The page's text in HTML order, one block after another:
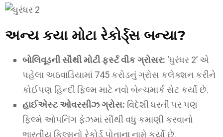
અન્ય કયા મોટા રેકોર્ડ્સ બન્યા?
બોલિવૂડની સૌથી મોટી ફર્સ્ટ વીક ગ્રોસર: ‘ધુરંધર 2’ એ
પહેલા અઠવાડિયામાં 745 કરોડનું ગ્રોસ કલેક્શન કરીને
કોઈપણ હિન્દી ફિલ્મ માટે નવો બેન્ચમાર્ક સેટ કર્યો છે.
હાઈએસ્ટ ઓવરસીઝ ગ્રોસ: વિદેશી ધરતી પર પણ
ફિલ્મે ઓપનિંગ ફેઝમાં સૌથી વધુ કમાણી કરવાનો
ભારતીય ફિલ્મનો રેકોર્ડ પોતાના નામે કર્યો છે.